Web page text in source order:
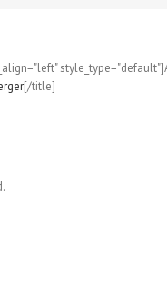
[/title]